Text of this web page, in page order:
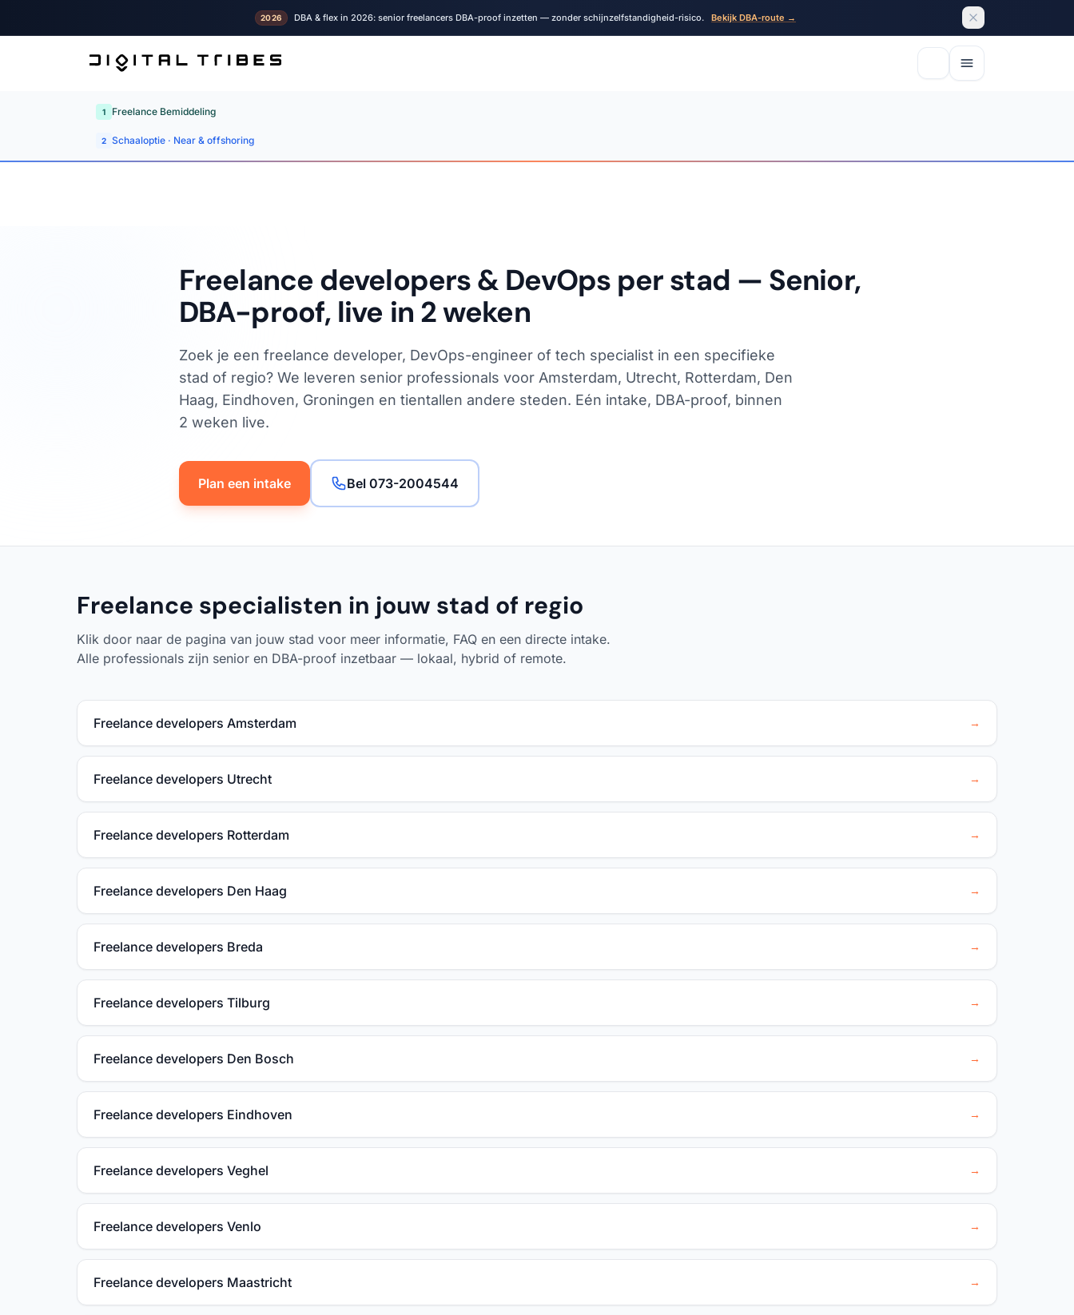
2026 DBA & flex in 2026: senior freelancers DBA-proof inzetten — zonder schijnzelfstandigheid-risico. Bekijk DBA-route →
1 Freelance Bemiddeling
2 Schaaloptie · Near & offshoring
Freelance developers & DevOps per stad — Senior,
DBA-proof, live in 2 weken
Zoek je een freelance developer, DevOps-engineer of tech specialist in een specifieke
stad of regio? We leveren senior professionals voor Amsterdam, Utrecht, Rotterdam, Den
Haag, Eindhoven, Groningen en tientallen andere steden. Eén intake, DBA-proof, binnen
2 weken live.
Plan een intake Bel 073-2004544
Freelance specialisten in jouw stad of regio
Klik door naar de pagina van jouw stad voor meer informatie, FAQ en een directe intake.
Alle professionals zijn senior en DBA-proof inzetbaar — lokaal, hybrid of remote.
Freelance developers Amsterdam →
Freelance developers Utrecht →
Freelance developers Rotterdam →
Freelance developers Den Haag →
Freelance developers Breda →
Freelance developers Tilburg →
Freelance developers Den Bosch →
Freelance developers Eindhoven →
Freelance developers Veghel →
Freelance developers Venlo →
Freelance developers Maastricht →